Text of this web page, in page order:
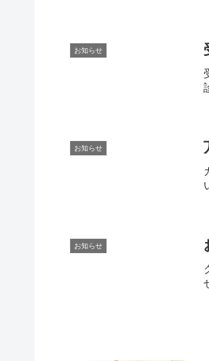
お知らせ
お知らせ
お知らせ